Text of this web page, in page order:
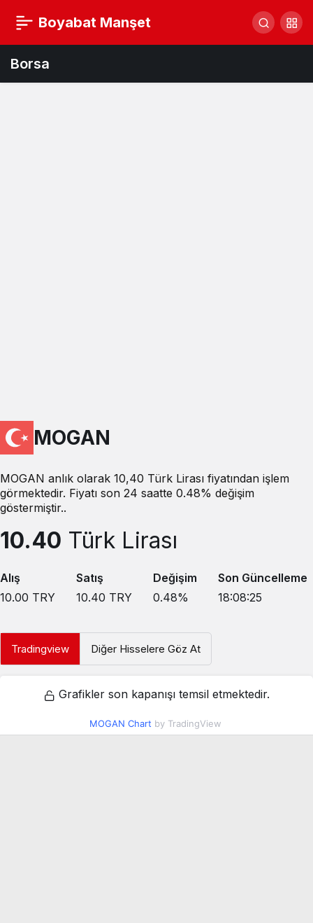
Boyabat Manşet
Borsa
MOGAN
MOGAN anlık olarak 10,40 Türk Lirası fiyatından işlem
görmektedir. Fiyatı son 24 saatte 0.48% değişim
göstermiştir..
10.40 Türk Lirası
Alış
10.00 TRY
Satış
10.40 TRY
Değişim
0.48%
Son Güncelleme
18:08:25
Tradingview Diğer Hisselere Göz At
Grafikler son kapanışı temsil etmektedir.
MOGAN Chart by TradingView